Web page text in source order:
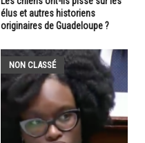
élus et autres historiens
originaires de Guadeloupe ?
NON CLASSÉ